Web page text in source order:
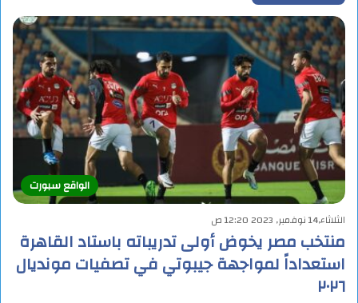
الواقع سبورت
الثلاثاء,14 نوفمبر, 2023 12:20 ص
منتخب مصر يخوض أولى تدريباته باستاد القاهرة
استعداداً لمواجهة جيبوتي في تصفيات مونديال
٢٠٢٦